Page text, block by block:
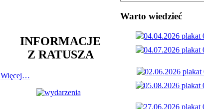
INFORMACJE
Z RATUSZA
Więcej…
Warto wiedzieć